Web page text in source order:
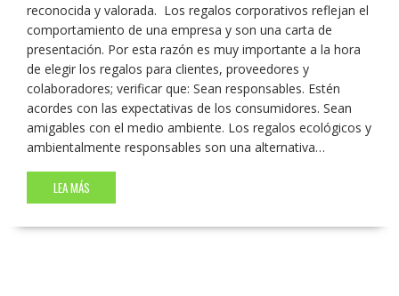
reconocida y valorada. Los regalos corporativos reflejan el
comportamiento de una empresa y son una carta de
presentación. Por esta razón es muy importante a la hora
de elegir los regalos para clientes, proveedores y
colaboradores; verificar que: Sean responsables. Estén
acordes con las expectativas de los consumidores. Sean
amigables con el medio ambiente. Los regalos ecológicos y
ambientalmente responsables son una alternativa…
LEA MÁS